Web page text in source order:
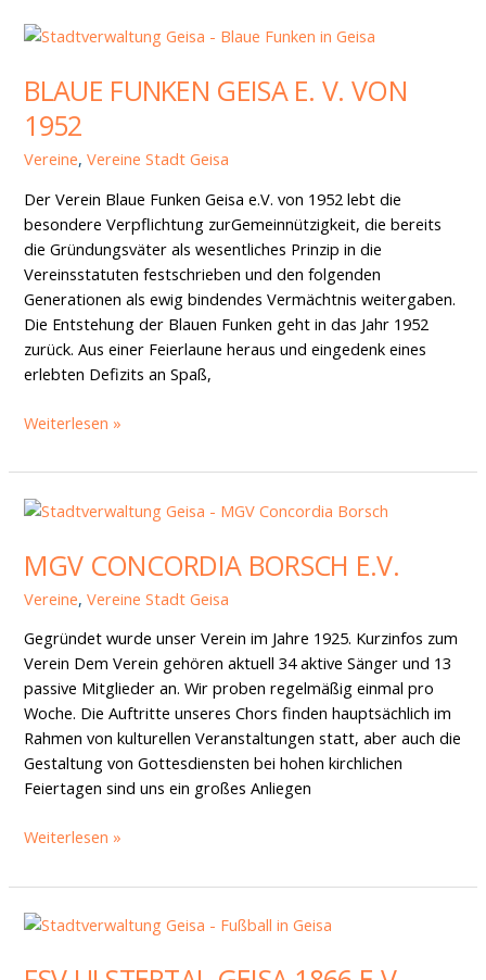
BLAUE FUNKEN GEISA E. V. VON
1952
Vereine,Vereine Stadt Geisa
Der Verein Blaue Funken Geisa e.V. von 1952 lebt die
besondere Verpflichtung zurGemeinnützigkeit, die bereits
die Gründungsväter als wesentliches Prinzip in die
Vereinsstatuten festschrieben und den folgenden
Generationen als ewig bindendes Vermächtnis weitergaben.
Die Entstehung der Blauen Funken geht in das Jahr 1952
zurück. Aus einer Feierlaune heraus und eingedenk eines
erlebten Defizits an Spaß,
Blaue
Geisa
e.
V.
von
Weiterlesen »
MGV CONCORDIA BORSCH E.V.
Vereine,Vereine Stadt Geisa
Gegründet wurde unser Verein im Jahre 1925. Kurzinfos zum
Verein Dem Verein gehören aktuell 34 aktive Sänger und 13
passive Mitglieder an. Wir proben regelmäßig einmal pro
Woche. Die Auftritte unseres Chors finden hauptsächlich im
Rahmen von kulturellen Veranstaltungen statt, aber auch die
Gestaltung von Gottesdiensten bei hohen kirchlichen
Feiertagen sind uns ein großes Anliegen
MGV
Borsch
e.V.
Weiterlesen »
FSV
Geisa